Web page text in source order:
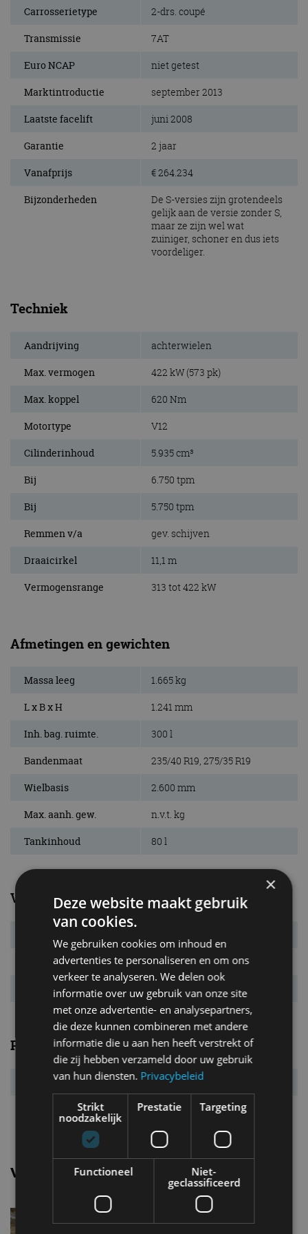
Carrosserietype 2-drs. coupé
Transmissie 7AT
Euro NCAP niet getest
Marktintroductie september 2013
Laatste facelift juni 2008
Garantie 2 jaar
Vanafprijs € 264.234
Bijzonderheden
De S-versies zijn grotendeels
gelijk aan de versie zonder S,
maar ze zijn wel wat
zuiniger, schoner en dus iets
voordeliger.
Techniek
Aandrijving achterwielen
Max. vermogen 422 kW (573 pk)
Max. koppel 620 Nm
Motortype V12
Cilinderinhoud 5.935 cm³
Bij 6.750 tpm
Bij 5.750 tpm
Remmen v/a gev. schijven
Draaicirkel 11,1 m
Vermogensrange 313 tot 422 kW
Afmetingen en gewichten
Massa leeg 1.665 kg
L x B x H 1.241 mm
Inh. bag. ruimte. 300 l
Bandenmaat 235/40 R19, 275/35 R19
Wielbasis 2.600 mm
Max. aanh. gew. n.v.t. kg
Tankinhoud 80 l
Verbruik
CO₂-emissie 343 g/km
Energielabel G
Prestaties
Acc. 0-100 km/u 3,9 s
Topsnelheid 328 km/u
Vergelijkbare uitvoeringen
Aston martin VantageV8
×
Deze website maakt gebruik
van cookies.
We gebruiken cookies om inhoud en
advertenties te personaliseren en om ons
verkeer te analyseren. We delen ook
informatie over uw gebruik van onze site
met onze advertentie- en analysepartners,
die deze kunnen combineren met andere
informatie die u aan hen heeft verstrekt of
die zij hebben verzameld door uw gebruik
van hun diensten. Privacybeleid
Strikt
noodzakelijk
Prestatie Targeting
Functioneel
Niet-
geclassificeerd